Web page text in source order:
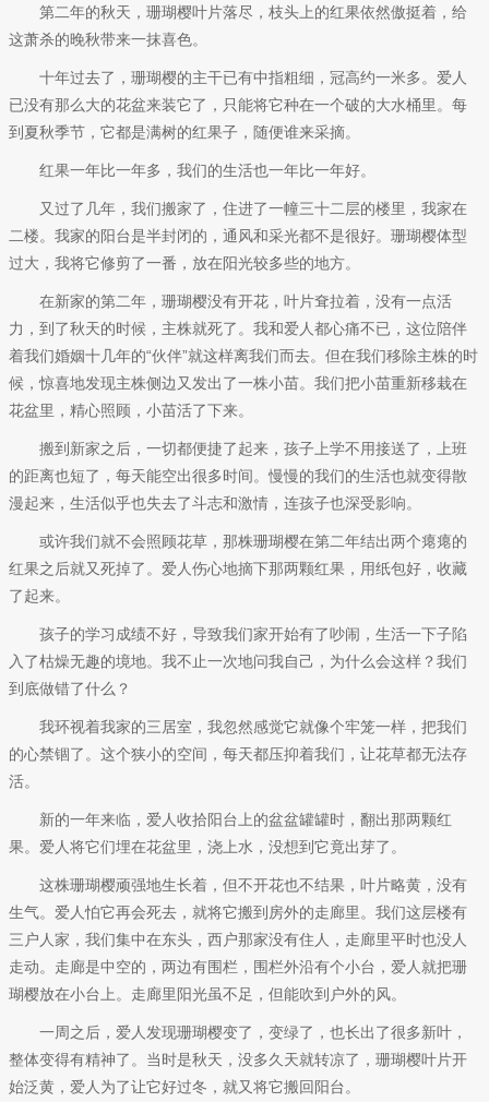
第二年的秋天，珊瑚樱叶片落尽，枝头上的红果依然傲挺着，给
这萧杀的晚秋带来一抹喜色。
十年过去了，珊瑚樱的主干已有中指粗细，冠高约一米多。爱人
已没有那么大的花盆来装它了，只能将它种在一个破的大水桶里。每
到夏秋季节，它都是满树的红果子，随便谁来采摘。
红果一年比一年多，我们的生活也一年比一年好。
又过了几年，我们搬家了，住进了一幢三十二层的楼里，我家在
二楼。我家的阳台是半封闭的，通风和采光都不是很好。珊瑚樱体型
过大，我将它修剪了一番，放在阳光较多些的地方。
在新家的第二年，珊瑚樱没有开花，叶片耷拉着，没有一点活
力，到了秋天的时候，主株就死了。我和爱人都心痛不已，这位陪伴
着我们婚姻十几年的“伙伴”就这样离我们而去。但在我们移除主株的时
候，惊喜地发现主株侧边又发出了一株小苗。我们把小苗重新移栽在
花盆里，精心照顾，小苗活了下来。
搬到新家之后，一切都便捷了起来，孩子上学不用接送了，上班
的距离也短了，每天能空出很多时间。慢慢的我们的生活也就变得散
漫起来，生活似乎也失去了斗志和激情，连孩子也深受影响。
或许我们就不会照顾花草，那株珊瑚樱在第二年结出两个瘪瘪的
红果之后就又死掉了。爱人伤心地摘下那两颗红果，用纸包好，收藏
了起来。
孩子的学习成绩不好，导致我们家开始有了吵闹，生活一下子陷
入了枯燥无趣的境地。我不止一次地问我自己，为什么会这样？我们
到底做错了什么？
我环视着我家的三居室，我忽然感觉它就像个牢笼一样，把我们
的心禁锢了。这个狭小的空间，每天都压抑着我们，让花草都无法存
活。
新的一年来临，爱人收拾阳台上的盆盆罐罐时，翻出那两颗红
果。爱人将它们埋在花盆里，浇上水，没想到它竟出芽了。
这株珊瑚樱顽强地生长着，但不开花也不结果，叶片略黄，没有
生气。爱人怕它再会死去，就将它搬到房外的走廊里。我们这层楼有
三户人家，我们集中在东头，西户那家没有住人，走廊里平时也没人
走动。走廊是中空的，两边有围栏，围栏外沿有个小台，爱人就把珊
瑚樱放在小台上。走廊里阳光虽不足，但能吹到户外的风。
一周之后，爱人发现珊瑚樱变了，变绿了，也长出了很多新叶，
整体变得有精神了。当时是秋天，没多久天就转凉了，珊瑚樱叶片开
始泛黄，爱人为了让它好过冬，就又将它搬回阳台。